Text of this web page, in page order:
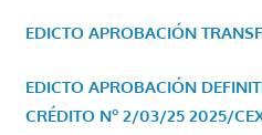
EDICTO APROBACIÓN
EDICTO APROBACIÓN
CRÉDITO Nº 2/03/25 2025/